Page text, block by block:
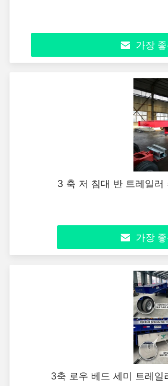
가장
3 축 저 침대 반 트레일
가장
3축 로우 베드 세미 트레